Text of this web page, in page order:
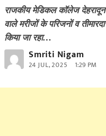
राजकीय मेडिकल कॉलेज
वाले मरीजों के परिजनों व
किया जा रहा…
Smriti Nigam
24 JUL, 2025 1:29 PM